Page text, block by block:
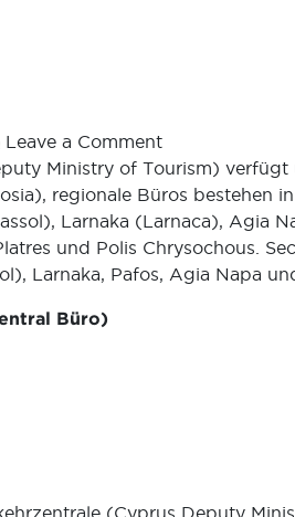
Leave a Comment
Ministry of Tourism)
regionale Büros bestehen
Larnaka (Larnaca), Agia
und Polis Chrysochous.
Larnaka, Pafos, Agia Napa
Büro)
(Cyprus Deputy